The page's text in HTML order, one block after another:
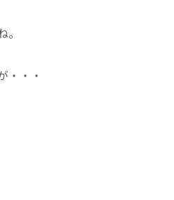
・・・